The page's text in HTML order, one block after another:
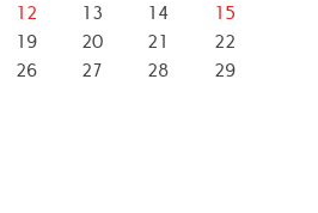
12 13 14
15
19 20 21
22
26 27 28
29